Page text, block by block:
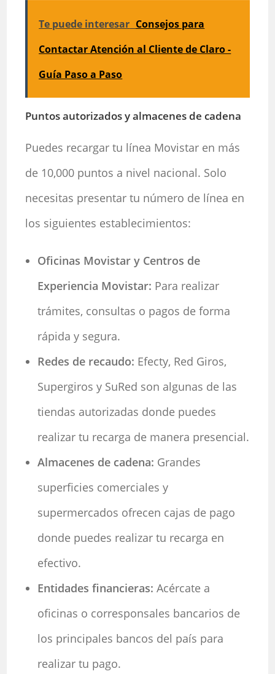
Te puede interesar Consejos para
Contactar Atención al Cliente de Claro -
Guía Paso a Paso
Puntos autorizados y almacenes de cadena
Puedes recargar tu línea Movistar en más
de 10,000 puntos a nivel nacional. Solo
necesitas presentar tu número de línea en
los siguientes establecimientos:
Oficinas Movistar y Centros de
Experiencia Movistar: Para realizar
trámites, consultas o pagos de forma
rápida y segura.
Redes de recaudo: Efecty, Red Giros,
Supergiros y SuRed son algunas de las
tiendas autorizadas donde puedes
realizar tu recarga de manera presencial.
Almacenes de cadena: Grandes
superficies comerciales y
supermercados ofrecen cajas de pago
donde puedes realizar tu recarga en
efectivo.
Entidades financieras: Acércate a
oficinas o corresponsales bancarios de
los principales bancos del país para
realizar tu pago.